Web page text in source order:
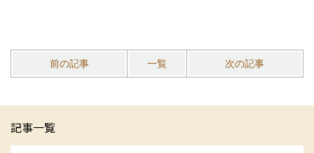
前の記事 一覧 次の記事
記事一覧